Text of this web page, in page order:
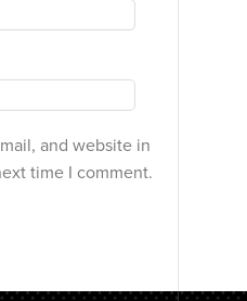
and website in
time I comment.